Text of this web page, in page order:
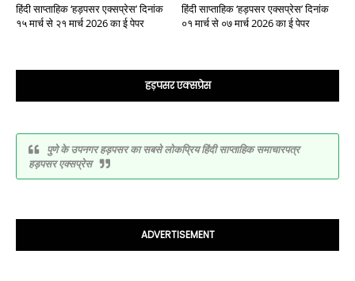
हिंदी साप्ताहिक ‘हड़पसर एक्सप्रेस’ दिनांक
१५ मार्च से २१ मार्च 2026 का ई पेपर
हिंदी साप्ताहिक ‘हड़पसर एक्सप्रेस’ दिनांक
०१ मार्च से ०७ मार्च 2026 का ई पेपर
हड़पसर एक्सप्रेस
पुणे के उपनगर हड़पसर का सबसे लोकप्रिय हिंदी साप्ताहिक समाचारपत्र
हड़पसर एक्सप्रेस
ADVERTISEMENT